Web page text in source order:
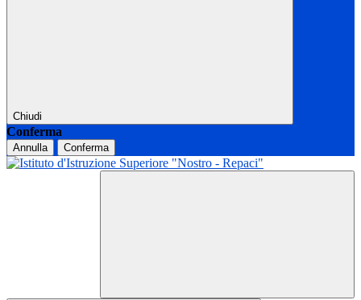
Chiudi
Conferma
Annulla Conferma